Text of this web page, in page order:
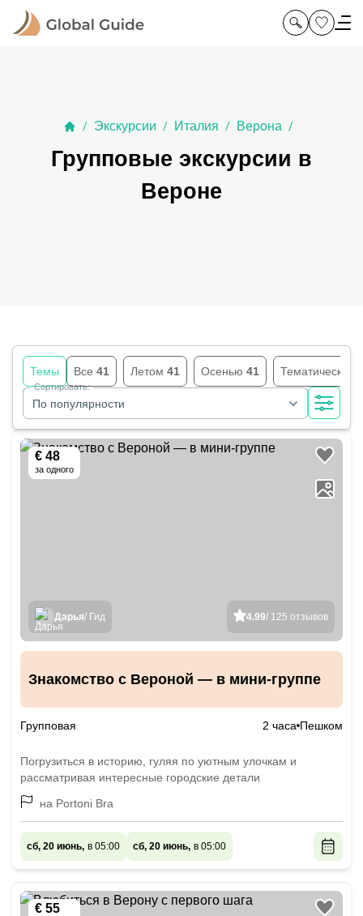
/ Экскурсии / Италия / Верона /
Групповые экскурсии в
Вероне
Темы Все 41 Летом 41 Осенью 41 Тематические
По популярности
Сортировать:
€ 48
за одного
4.99/ 125 отзывов
Дарья/ Гид
Знакомство с Вероной — в мини-группе
Групповая 2 часа Пешком
Погрузиться в историю, гуляя по уютным улочкам и
рассматривая интересные городские детали
на Portoni Bra
сб, 20 июнь, в 05:00 сб, 20 июнь, в 05:00
€ 55